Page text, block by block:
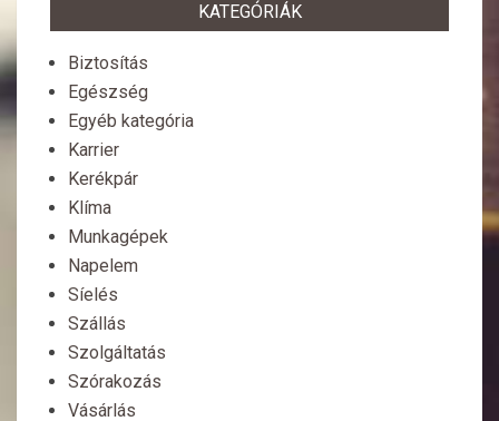
KATEGÓRIÁK
Biztosítás
Egészség
Egyéb kategória
Karrier
Kerékpár
Klíma
Munkagépek
Napelem
Síelés
Szállás
Szolgáltatás
Szórakozás
Vásárlás